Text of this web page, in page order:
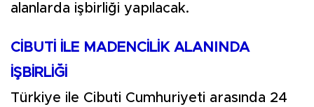
alanlarda işbirliği yapılacak.
CİBUTİ İLE MADENCİLİK ALANINDA
İŞBİRLİĞİ
Türkiye ile Cibuti Cumhuriyeti arasında 24